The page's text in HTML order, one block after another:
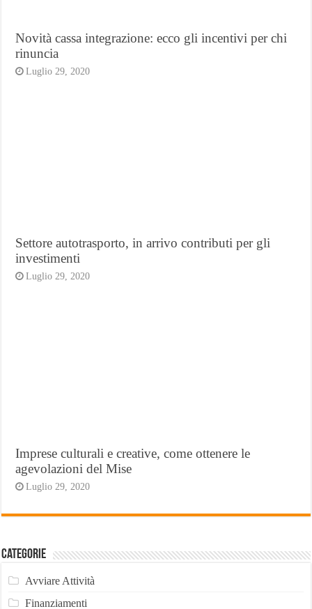
Novità cassa integrazione: ecco gli incentivi per chi
rinuncia
Luglio 29, 2020
Settore autotrasporto, in arrivo contributi per gli
investimenti
Luglio 29, 2020
Imprese culturali e creative, come ottenere le
agevolazioni del Mise
Luglio 29, 2020
Categorie
Avviare Attività
Finanziamenti